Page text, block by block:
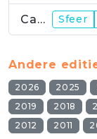
Campus Sfeer
Andere
2026 2025
2019
2018
2012
2011